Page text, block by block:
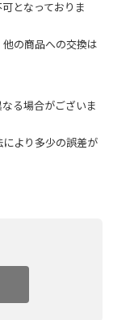
となっておりま
の商品への交換は
る場合がございま
より多少の誤差が